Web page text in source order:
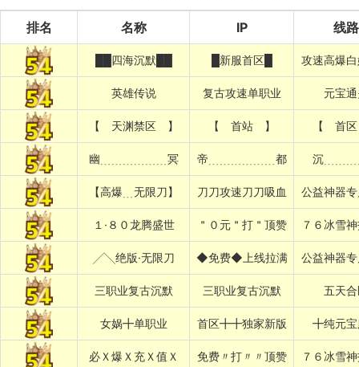
排名 名称 IP 线路
██四海沉默██ █新服首区█ 攻速高爆
英雄传说 复古攻速单职业 元宝
【 天渊禁区 】 【 首站 】 【 首
幽﹍﹍﹍﹍﹍﹍冥 帝﹍﹍﹍﹍﹍﹍都 沉
【高爆﹍无限刀】 刀刀攻速刀刀吸血 公益神器
１·８０龙腾盛世 ＂０元＂打＂顶赞 ７６冰雪
╱╲绝版·无限刀 ◆免费◆上线拉满 公益神器
三职业复古沉默 三职业复古沉默 五天
女娲╋单职业 首区╋╋独家新版 ╋纯元
必Ｘ爆Ｘ充Ｘ值Ｘ 免费〃打〃〃顶赞 ７６冰雪